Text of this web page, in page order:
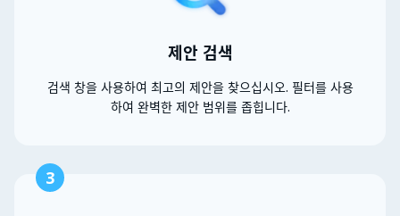
제안 검색
검색 창을 사용하여 최고의 제안을 찾으십시오. 필터를 사용
하여 완벽한 제안 범위를 좁힙니다.
3